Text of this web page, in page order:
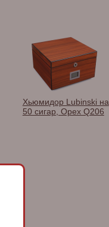
Хьюмидор Lubinski на
50 сигар, Орех Q206